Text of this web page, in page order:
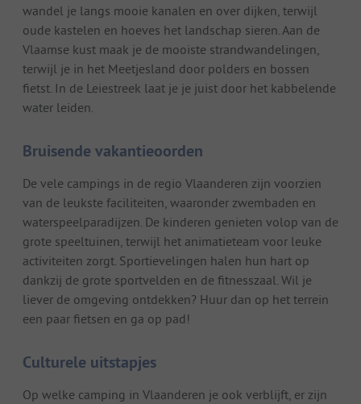
wandel je langs mooie kanalen en over dijken, terwijl
oude kastelen en hoeves het landschap sieren. Aan de
Vlaamse kust maak je de mooiste strandwandelingen,
terwijl je in het Meetjesland door polders en bossen
fietst. In de Leiestreek laat je je juist door het kabbelende
water leiden.
Bruisende vakantieoorden
De vele campings in de regio Vlaanderen zijn voorzien
van de leukste faciliteiten, waaronder zwembaden en
waterspeelparadijzen. De kinderen genieten volop van de
grote speeltuinen, terwijl het animatieteam voor leuke
activiteiten zorgt. Sportievelingen halen hun hart op
dankzij de grote sportvelden en de fitnesszaal. Wil je
liever de omgeving ontdekken? Huur dan op het terrein
een paar fietsen en ga op pad!
Culturele uitstapjes
Op welke camping in Vlaanderen je ook verblijft, er zijn